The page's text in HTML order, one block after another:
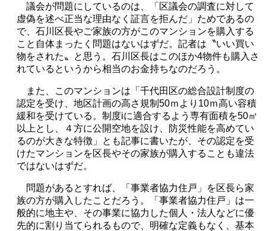
議会が問題にしているのは、「区議会の調査に対して
虚偽を述べ正当な理由なく証言を拒んだ」ためであるの
で、石川区長やご家族の方がこのマンションを購入する
こと自体まったく問題はないはずだ。記者は〝いい買い
物をされた〟と思う。石川区長はこのほか4物件も購入さ
れているというから相当のお金持ちなのだろう。
また、このマンションは「千代田区の総合設計制度の
認定を受け、地区計画の高さ規制50ｍより10ｍ高い容積
緩和を受けている。制度iに適合するよう専有面積を50㎡
以上とし、４方に公開空地を設け、防災性能を高めてい
るのが大きな特徴」とも記事に書いたが、その認定を受
けたマンションを区長やその家族が購入することも違法
ではないはずだ。
問題があるとすれば、「事業者協力住戸」を区長ら家
族の方が購入したことだろう。「事業者協力住戸」は一
般的に地主や、その事業に協力した個人・法人などに優
先的に割り当てられるもので、明確な定義もなく、基本